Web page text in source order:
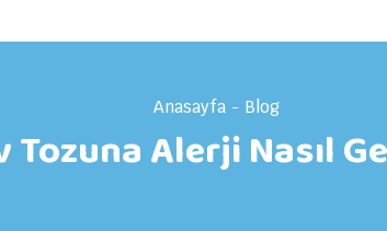
Anasayfa Blog
Tozuna Alerji Nasıl